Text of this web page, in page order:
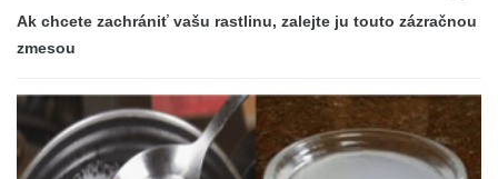
Ak chcete zachrániť vašu rastlinu, zalejte ju touto zázračnou
zmesou